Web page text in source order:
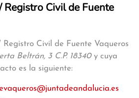
Registro Civil de Fuente
Registro Civil de Fuente Vaqueros
Beltrán, 3 C.P. 18340y cuya
es la siguiente: